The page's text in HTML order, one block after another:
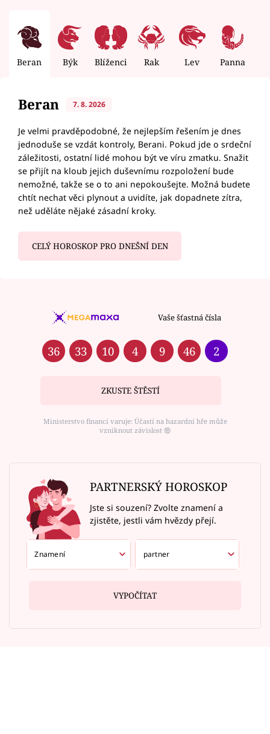
Beran Býk Blíženci Rak Lev Panna
Beran 7. 8. 2026
Je velmi pravděpodobné, že nejlepším řešením je dnes
jednoduše se vzdát kontroly, Berani. Pokud jde o srdeční
záležitosti, ostatní lidé mohou být ve víru zmatku. Snažit
se přijít na kloub jejich duševnímu rozpoložení bude
nemožné, takže se o to ani nepokoušejte. Možná budete
chtít nechat věci plynout a uvidíte, jak dopadnete zítra,
než uděláte nějaké zásadní kroky.
CELÝ HOROSKOP PRO DNEŠNÍ DEN
Vaše šťastná čísla
36 33 10 4 9 46 2
ZKUSTE ŠTĚSTÍ
Ministerstvo financí varuje: Účastí na hazardní hře může
vzniknout závislost ⑱
PARTNERSKÝ HOROSKOP
Jste si souzení? Zvolte znamení a
zjistěte, jestli vám hvězdy přejí.
VYPOČÍTAT